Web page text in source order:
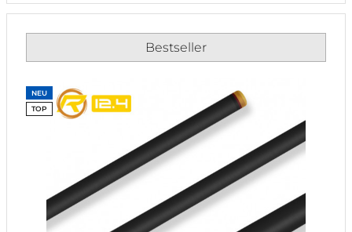
Bestseller
NEU
TOP